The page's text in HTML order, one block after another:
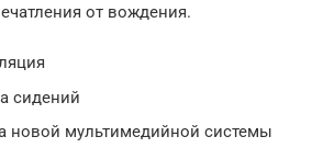
от вождения.
сидений
новой мультимедийной системы